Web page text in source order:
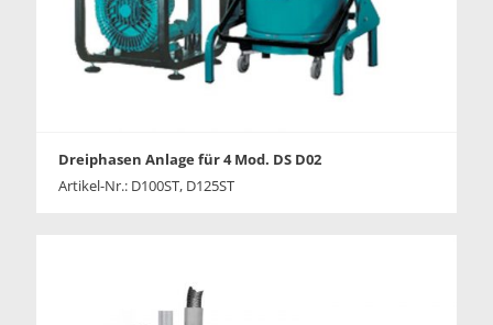
Dreiphasen Anlage für 4 Mod. DS D02
Artikel-Nr.: D100ST, D125ST